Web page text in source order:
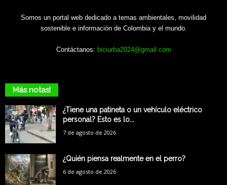
Somos un portal web dedicado a temas ambientales, movilidad
sostenible e información de Colombia y el mundo.
Contáctanos: biciurba2024@gmail.com
Más notas!
¿Tiene una patineta o un vehículo eléctrico
personal? Esto es lo...
7 de agosto de 2026
¿Quién piensa realmente en el perro?
6 de agosto de 2026